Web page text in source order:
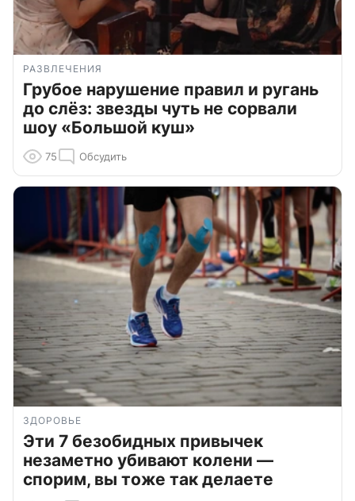
РАЗВЛЕЧЕНИЯ
Грубое нарушение правил и ругань
до слёз: звезды чуть не сорвали
шоу «Большой куш»
75 Обсудить
ЗДОРОВЬЕ
Эти 7 безобидных привычек
незаметно убивают колени —
спорим, вы тоже так делаете